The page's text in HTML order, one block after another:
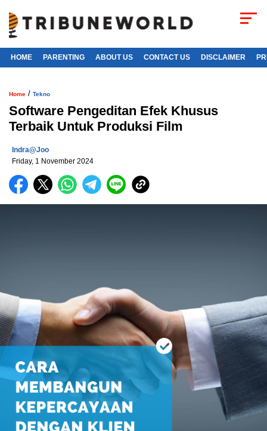
HOME PARENTING ABOUT US CONTACT US DISCLAIMER
Home / Tekno
Software Pengeditan Efek Khusus
Terbaik Untuk Produksi Film
Indra@joo
Friday, 1 November 2024